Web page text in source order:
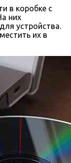
в коробке с
них
устройства.
их в